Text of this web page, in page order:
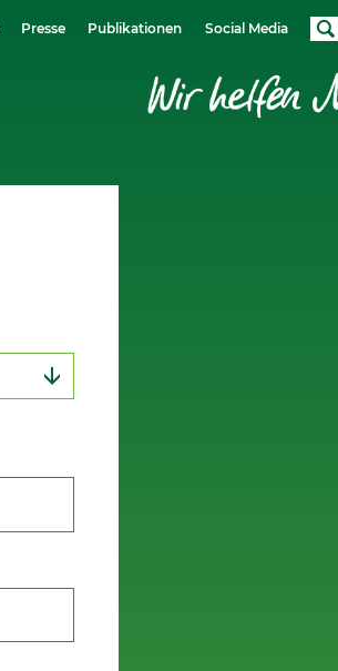
Presse Publikationen Social Media